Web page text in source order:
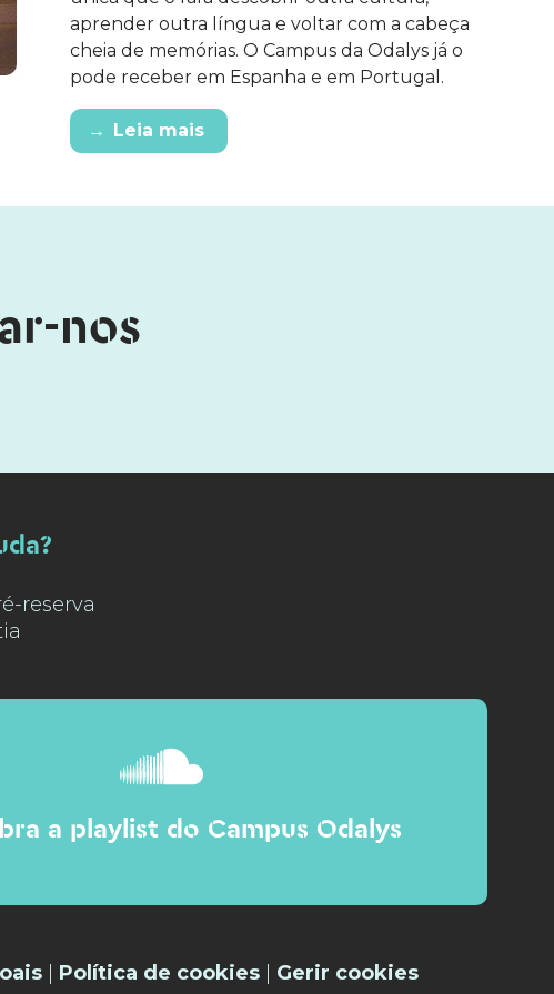
aprender outra língua e voltar com a cabeça
cheia de memórias. O Campus da Odalys já o
pode receber em Espanha e em Portugal.
→ Leia mais
nos
reserva
a playlist do Campus Odalys
Política de cookies Gerir cookies